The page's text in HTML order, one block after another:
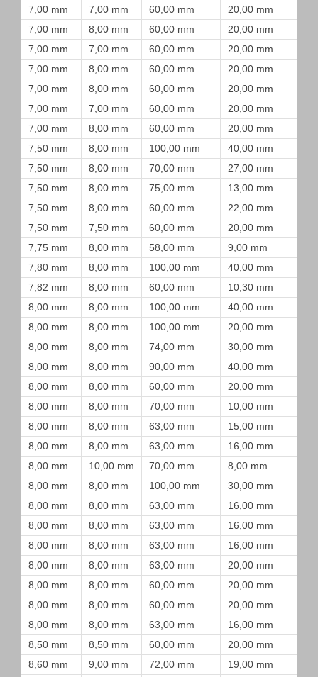
7,00 mm 7,00 mm 60,00 mm
20,00 mm
7,00 mm
8,00 mm 60,00 mm
20,00 mm
7,00 mm
7,00 mm 60,00 mm
20,00 mm
7,00 mm
8,00 mm 60,00 mm
20,00 mm
7,00 mm
8,00 mm 60,00 mm
20,00 mm
7,00 mm
7,00 mm 60,00 mm
20,00 mm
7,00 mm
8,00 mm 60,00 mm
20,00 mm
7,50 mm
8,00 mm 100,00 mm
40,00 mm
7,50 mm
8,00 mm 70,00 mm
27,00 mm
7,50 mm
8,00 mm 75,00 mm
13,00 mm
7,50 mm
8,00 mm 60,00 mm
22,00 mm
7,50 mm
7,50 mm 60,00 mm
20,00 mm
7,75 mm
8,00 mm 58,00 mm
9,00 mm
7,80 mm
8,00 mm 100,00 mm
40,00 mm
7,82 mm
8,00 mm 60,00 mm
10,30 mm
8,00 mm
8,00 mm 100,00 mm
40,00 mm
8,00 mm
8,00 mm 100,00 mm
20,00 mm
8,00 mm
8,00 mm 74,00 mm
30,00 mm
8,00 mm
8,00 mm 90,00 mm
40,00 mm
8,00 mm
8,00 mm 60,00 mm
20,00 mm
8,00 mm
8,00 mm 70,00 mm
10,00 mm
8,00 mm
8,00 mm 63,00 mm
15,00 mm
8,00 mm
8,00 mm 63,00 mm
16,00 mm
8,00 mm
10,00 mm 70,00 mm
8,00 mm
8,00 mm
8,00 mm 100,00 mm
30,00 mm
8,00 mm
8,00 mm 63,00 mm
16,00 mm
8,00 mm
8,00 mm 63,00 mm
16,00 mm
8,00 mm
8,00 mm 63,00 mm
16,00 mm
8,00 mm
8,00 mm 63,00 mm
20,00 mm
8,00 mm
8,00 mm 60,00 mm
20,00 mm
8,00 mm
8,00 mm 60,00 mm
20,00 mm
8,00 mm
8,00 mm 63,00 mm
16,00 mm
8,50 mm
8,50 mm 60,00 mm
20,00 mm
8,60 mm
9,00 mm 72,00 mm
19,00 mm